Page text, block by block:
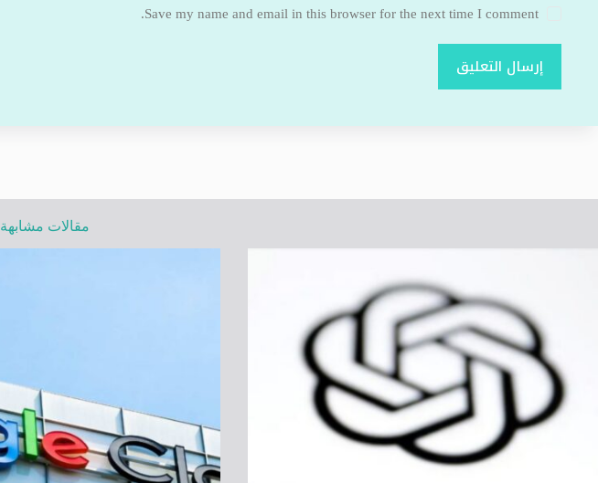
Save my name and email in this browser for the next time I comment.
إرسال التعليق
مقالات مشابهة